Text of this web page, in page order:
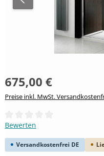
675,00 €
Preise inkl. MwSt.
Durchschnittliche Bewertung
Bewerten
Versandkostenfrei DE